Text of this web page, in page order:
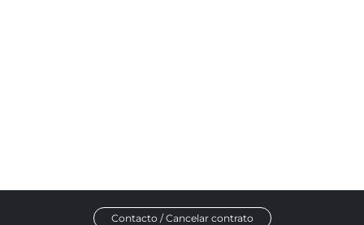
Contacto / Cancelar contrato